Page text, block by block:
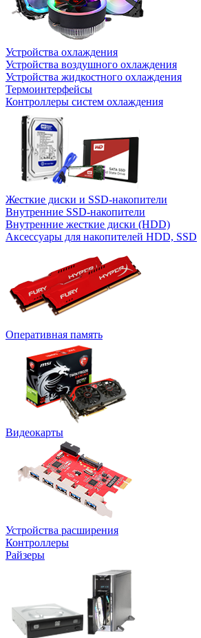
Устройства охлаждения
Устройства воздушного охлаждения
Устройства жидкостного охлаждения
Термоинтерфейсы
Контроллеры систем охлаждения
Жесткие диски и SSD-накопители
Внутренние SSD-накопители
Внутренние жесткие диски (HDD)
Аксессуары для накопителей HDD, SSD
Оперативная память
Видеокарты
Устройства расширения
Контроллеры
Райзеры